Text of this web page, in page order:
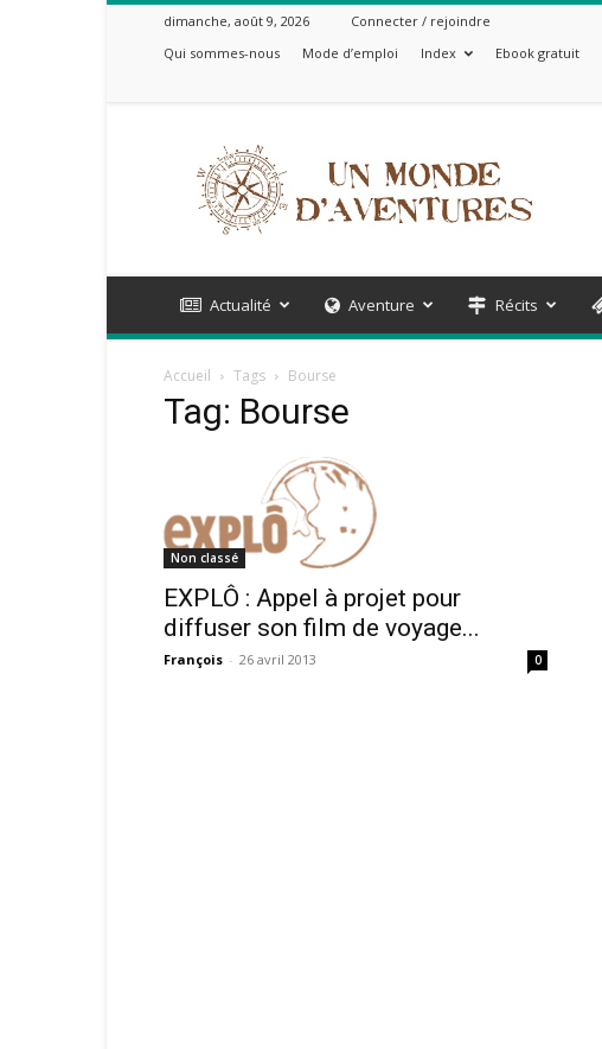
dimanche, août 9, 2026
Connecter / rejoindre
Qui sommes-nous
Mode d’emploi Index Ebook gratuit
Monde
d'Aventures
Actualité Aventure Récits
Accueil Tags Bourse
Tag: Bourse
Non classé
EXPLÔ : Appel à projet pour
diffuser son film de voyage...
François - 26 avril 2013 0